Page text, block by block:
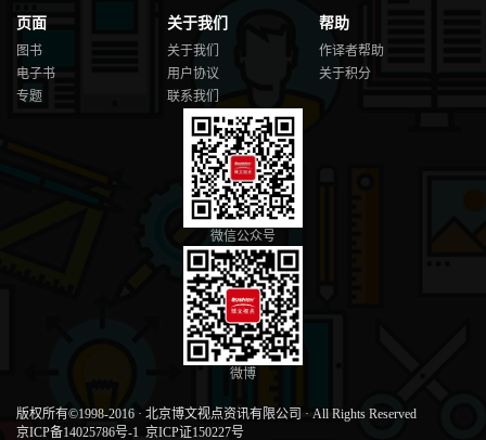
页面
图书
电子书
专题
关于我们
关于我们
用户协议
联系我们
帮助
作译者帮助
关于积分
微信公众号
微博
版权所有©1998-2016 · 北京博文视点资讯有限公司 · All Rights Reserved
京ICP备14025786号-1 京ICP证150227号